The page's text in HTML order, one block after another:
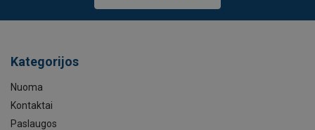
Kategorijos
Nuoma
Kontaktai
Paslaugos